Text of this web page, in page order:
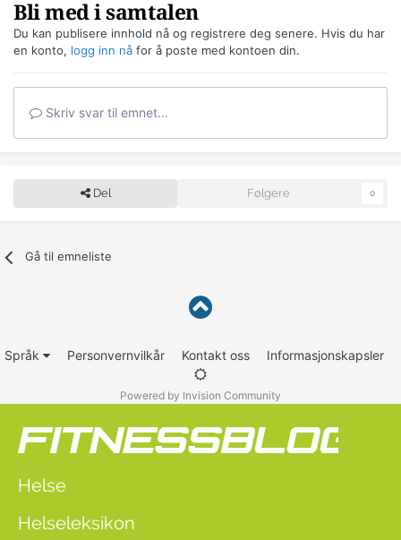
Bli med i samtalen
Du kan publisere innhold nå og registrere deg senere. Hvis du har
en konto, logg inn nå for å poste med kontoen din.
Skriv svar til emnet...
Del Følgere 0
Gå til emneliste
Språk Personvernvilkår Kontakt oss Informasjonskapsler
Powered by Invision Community
Helse
Helseleksikon